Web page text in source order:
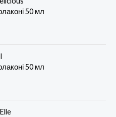
50 мл
50 мл